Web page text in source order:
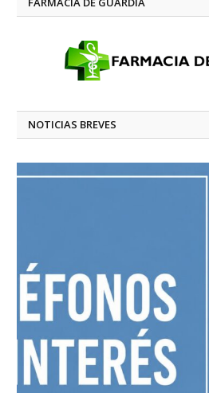
NOTICIAS BREVES